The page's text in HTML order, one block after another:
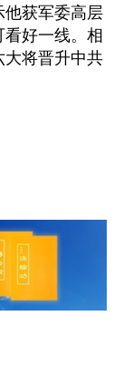
他获军委高层
好一线。相
大将晋升中共